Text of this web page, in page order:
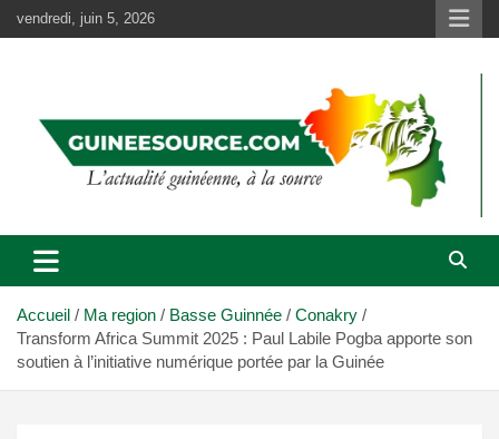
au
vendredi, juin 5, 2026
Accueil Ma region Basse Guinnée
Conakry
Transform Africa Summit 2025 : Paul Labile Pogba apporte son
soutien à l’initiative numérique portée par la Guinée